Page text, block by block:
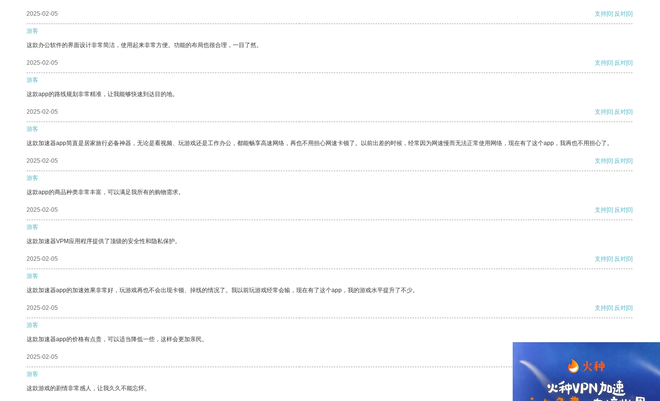
2025-02-05 支持[0] 反对[0]
游客
这款办公软件的界面设计非常简洁，使用起来非常方便。功能的布局也很合理，一目了然。
2025-02-05 支持[0] 反对[0]
游客
这款app的路线规划非常精准，让我能够快速到达目的地。
2025-02-05 支持[0] 反对[0]
游客
这款加速器app简直是居家旅行必备神器，无论是看视频、玩游戏还是工作办公，都能畅享高速网络，再也不用担心网速卡顿了。以前出差的时候，经常因为网速慢而无法正常使用网络，现在有了这个app，我再也不用担心了。
2025-02-05 支持[0] 反对[0]
游客
这款app的商品种类非常丰富，可以满足我所有的购物需求。
2025-02-05 支持[0] 反对[0]
游客
这款加速器VPM应用程序提供了顶级的安全性和隐私保护。
2025-02-05 支持[0] 反对[0]
游客
这款加速器app的加速效果非常好，玩游戏再也不会出现卡顿、掉线的情况了。我以前玩游戏经常会输，现在有了这个app，我的游戏水平提升了不少。
2025-02-05 支持[0] 反对[0]
游客
这款加速器app的价格有点贵，可以适当降低一些，这样会更加亲民。
2025-02-05
游客
这款游戏的剧情非常感人，让我久久不能忘怀。